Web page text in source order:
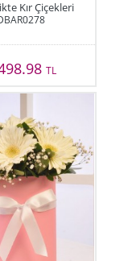
Kır Çiçekleri
TL